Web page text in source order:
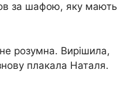
за шафою, яку мають
розумна. Вирішила,
плакала Наталя.